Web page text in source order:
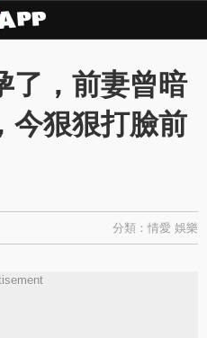
了，前妻曾暗
今狠狠打臉前
分類： 情愛 娛樂
QZAPP